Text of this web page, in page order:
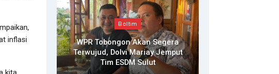
inflasi
Boltim
WPR Tobongon Akan Segera
Terwujud, Dolvi Mariay Jemput
Tim ESDM Sulut